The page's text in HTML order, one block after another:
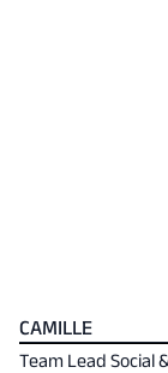
CAMILLE
Team Lead Social